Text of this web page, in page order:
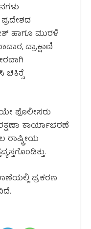
ಹಾಗೂ ಮುರಳಿ
ದ್ರಾಕ್ಷಾಣಿ
ಚಿಕಿತ್ಸೆ
ಪೊಲೀಸರು
ಕಾರ್ಯಾಚರಣೆ
ಪ್ರಕರಣ